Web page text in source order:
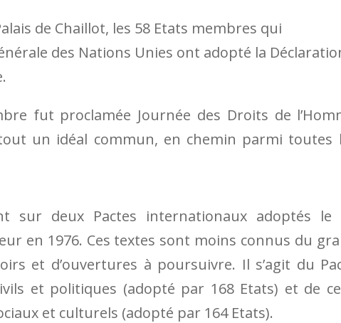
de Chaillot, les 58 Etats membres qui
des Nations Unies ont adopté la
fut proclamée Journée des Droits de
un idéal commun, en chemin parmi toutes
sur deux Pactes internationaux adoptés le
en 1976. Ces textes sont moins connus du
et d’ouvertures à poursuivre. Il s’agit du
et politiques (adopté par 168 Etats) et de
et culturels (adopté par 164 Etats).